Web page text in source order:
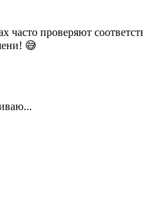
часто проверяют
😅